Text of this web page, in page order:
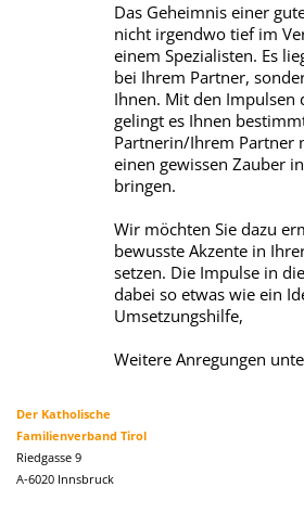
Das Geheimnis einer
nicht irgendwo tief im
einem Spezialisten. Es
bei Ihrem Partner,
Ihnen. Mit den Impulsen
gelingt es Ihnen
Partnerin/Ihrem Partner
einen gewissen Zauber
bringen.
Wir möchten Sie dazu
bewusste Akzente in
setzen. Die Impulse in
dabei so etwas wie ein
Umsetzungshilfe,
Weitere Anregungen
Der Katholische
Familienverband Tirol
Riedgasse 9
A-6020 Innsbruck